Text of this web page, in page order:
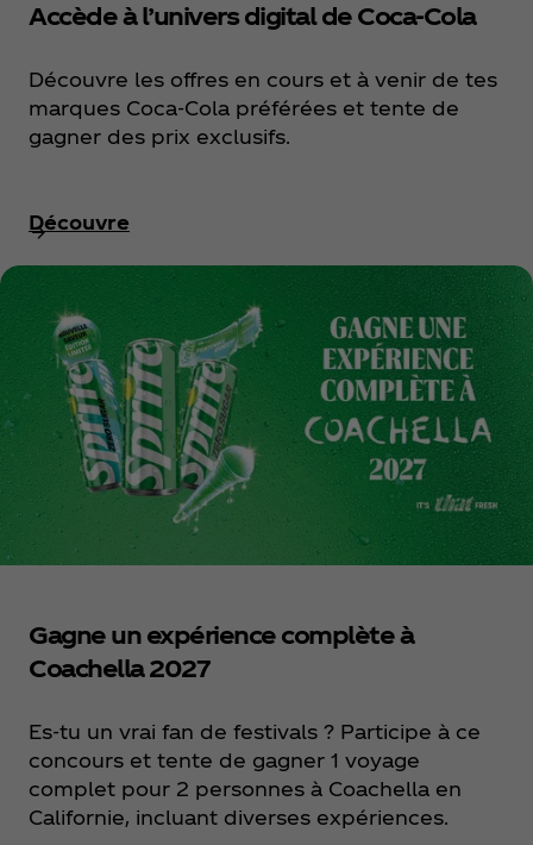
Accède à l’univers digital de Coca‑Cola
Découvre les offres en cours et à venir de tes
marques Coca‑Cola préférées et tente de
gagner des prix exclusifs.
Découvre
Gagne un expérience complète à
Coachella 2027
Es-tu un vrai fan de festivals ? Participe à ce
concours et tente de gagner 1 voyage
complet pour 2 personnes à Coachella en
Californie, incluant diverses expériences.